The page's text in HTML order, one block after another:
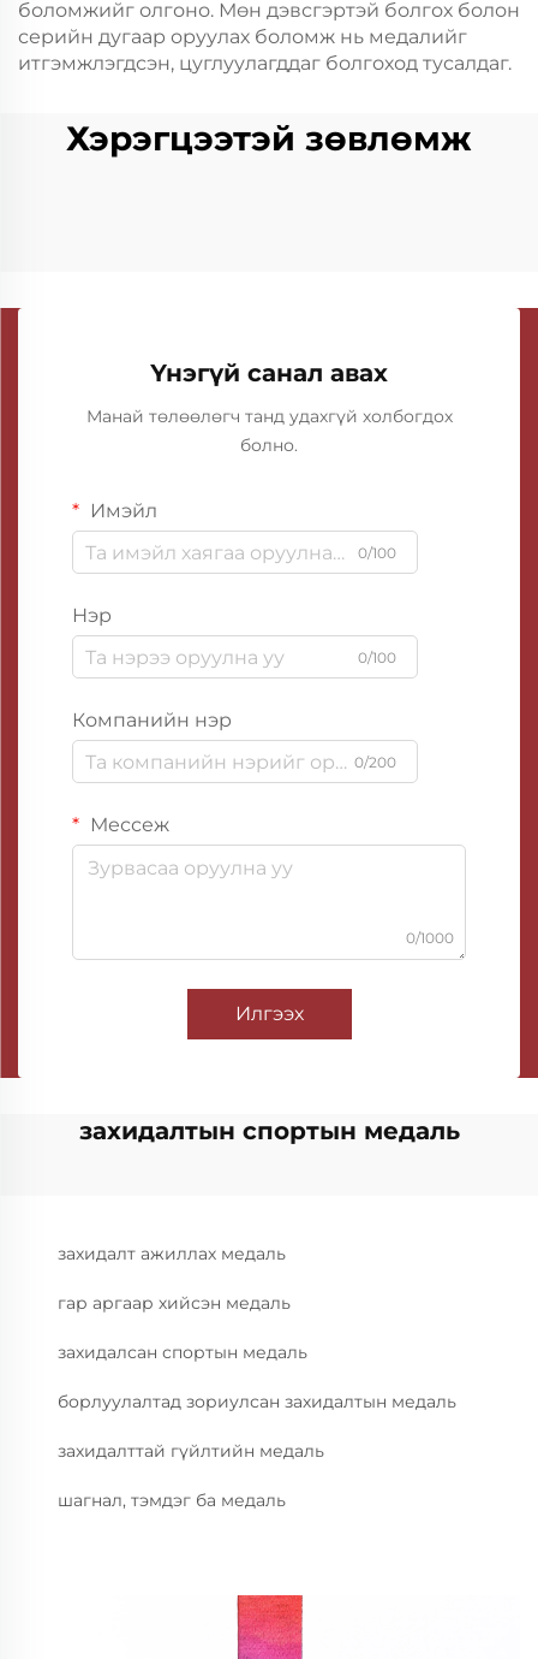
боломжийг олгоно. Мөн дэвсгэртэй болгох болон
серийн дугаар оруулах боломж нь медалийг
итгэмжлэгдсэн, цуглуулагддаг болгоход тусалдаг.
Хэрэгцээтэй зөвлөмж
Үнэгүй санал авах
Манай төлөөлөгч танд удахгүй холбогдох
болно.
Имэйл
0/100
Нэр
0/100
Компанийн нэр
0/200
Мессеж
0/1000
Илгээх
захидалтын спортын медаль
захидалт ажиллах медаль
гар аргаар хийсэн медаль
захидалсан спортын медаль
борлуулалтад зориулсан захидалтын медаль
захидалттай гүйлтийн медаль
шагнал, тэмдэг ба медаль